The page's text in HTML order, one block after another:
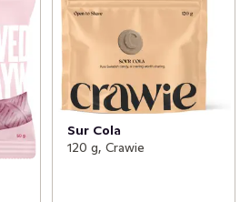
Sur Cola
120 g, Crawie